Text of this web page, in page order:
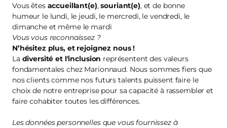
Vous êtes accueillant(e),souriant(e), et de bonne
humeur le lundi, le jeudi, le mercredi, le vendredi, le
dimanche et même le mardi
Vous vous reconnaissez ?
N’hésitez plus, et rejoignez nous!
La diversité et l'inclusion représentent des valeurs
fondamentales chez Marionnaud. Nous sommes fiers que
nos clients comme nos futurs talents puissent faire le
choix de notre entreprise pour sa capacité à rassembler et
faire cohabiter toutes les différences.
Les données personnelles que vous fournissez à